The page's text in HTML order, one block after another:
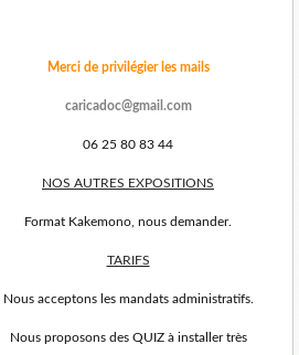
Merci de privilégier les mails
caricadoc@gmail.com
06 25 80 83 44
NOS AUTRES EXPOSITIONS
Format Kakemono, nous demander.
TARIFS
Nous acceptons les mandats administratifs.
Nous proposons des QUIZ à installer très